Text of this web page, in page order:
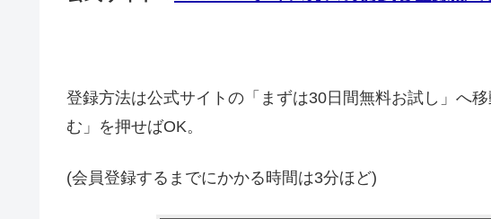
登録方法は公式サイトの「まずは30日間無料お試し」へ
む」を押せばOK。
(会員登録するまでにかかる時間は3分ほど)